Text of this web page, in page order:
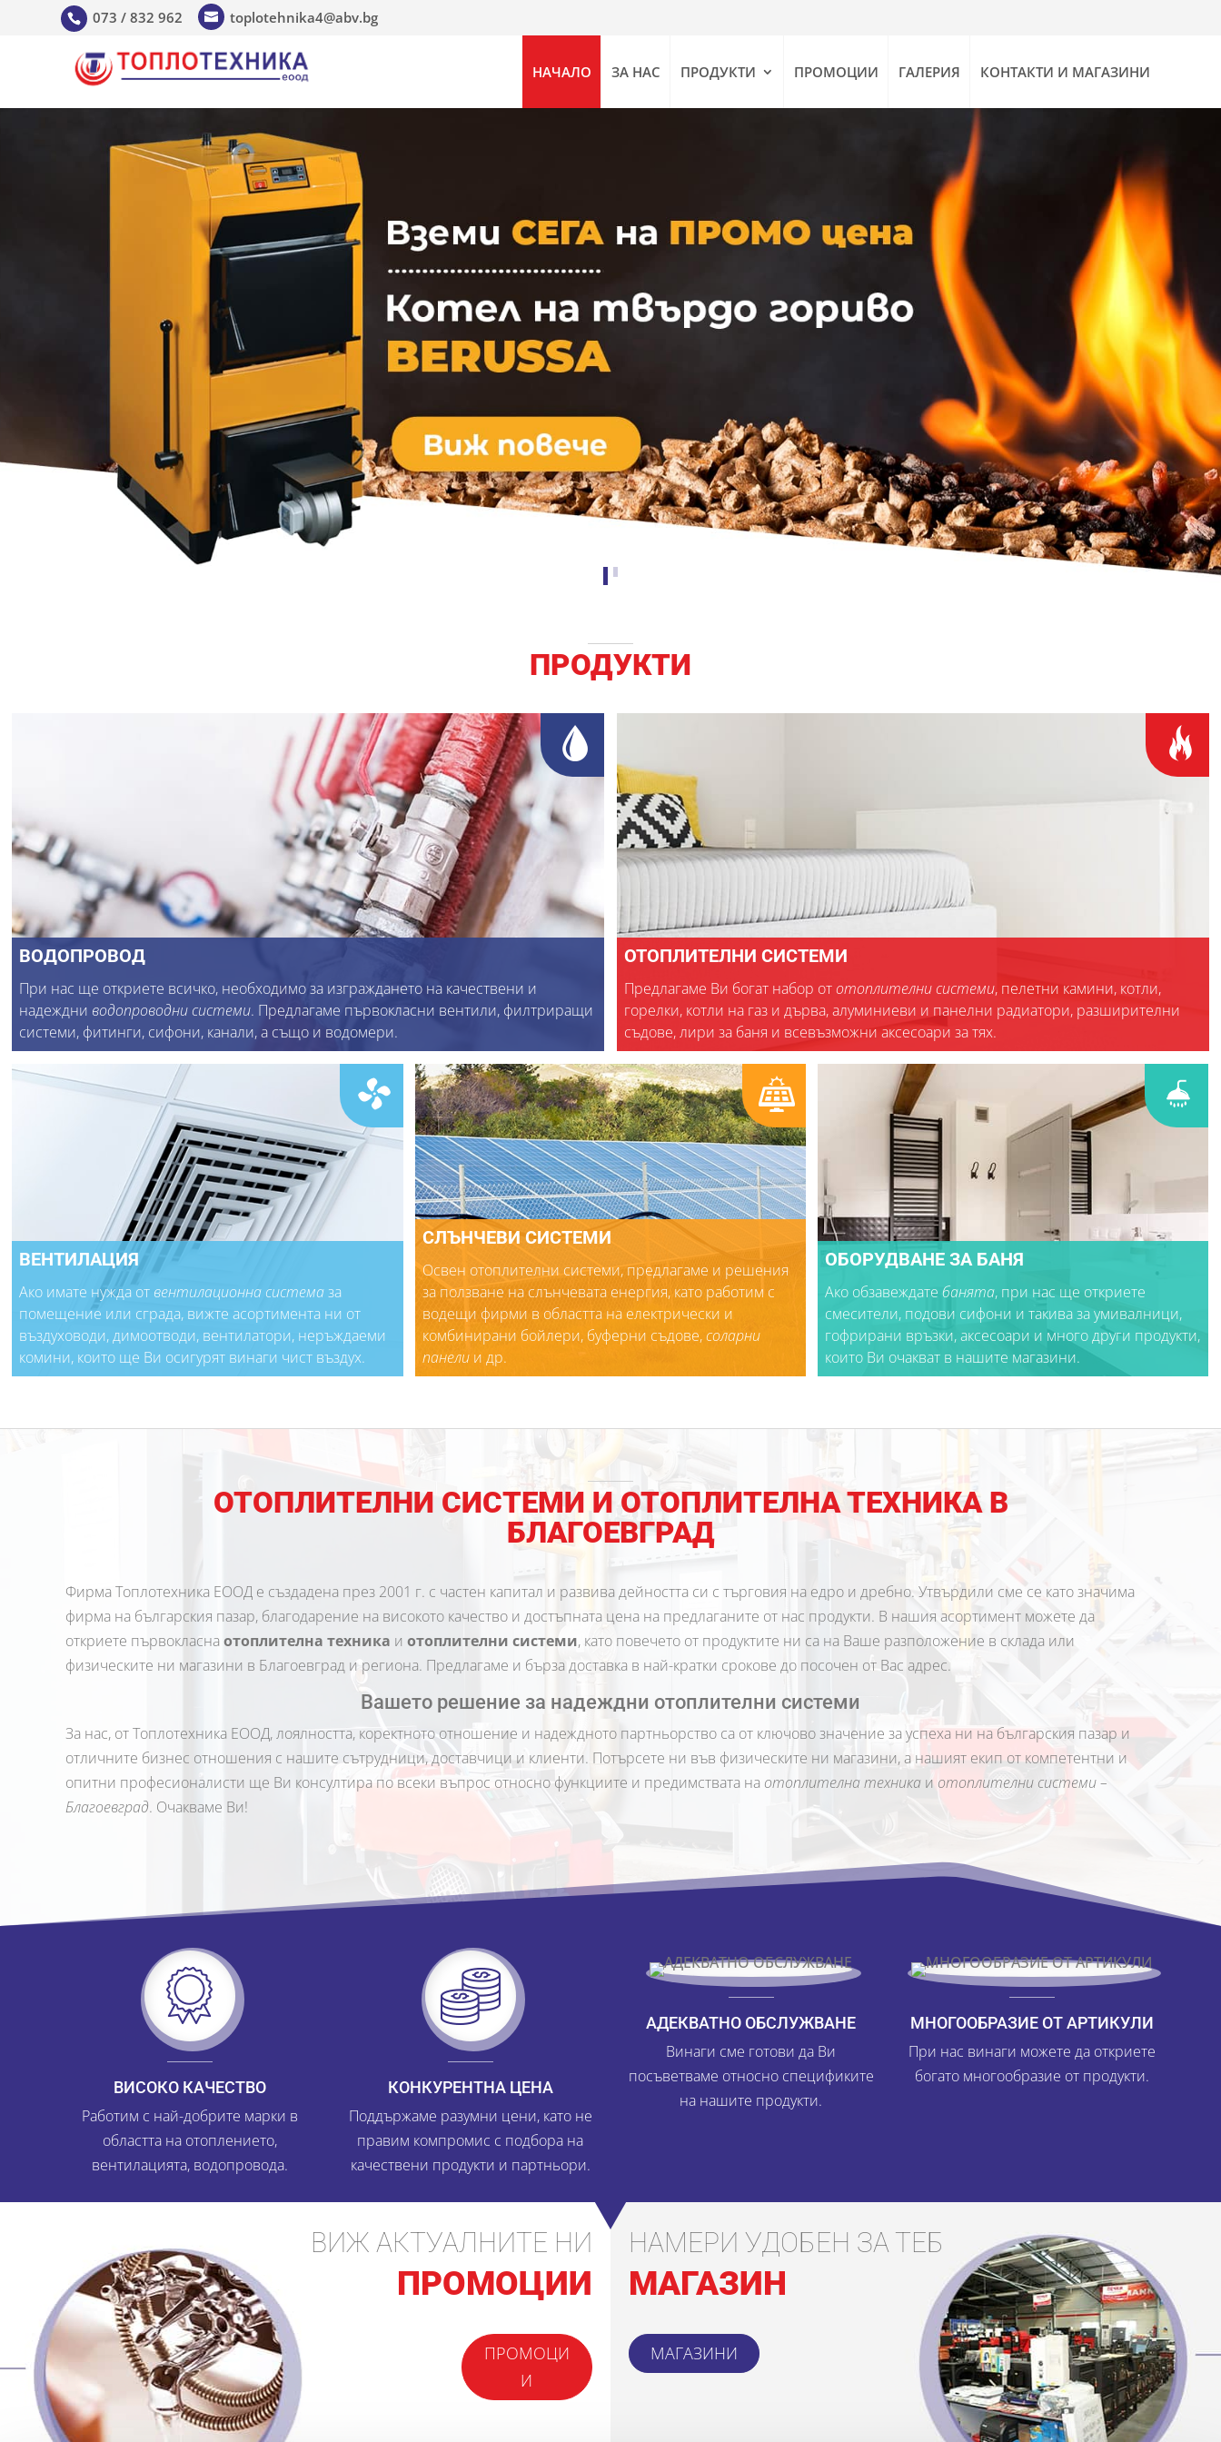
073 / 832 962 toplotehnika4@abv.bg
НАЧАЛО ЗА НАС ПРОДУКТИ ПРОМОЦИИ ГАЛЕРИЯ КОНТАКТИ И МАГАЗИНИ
ПРОДУКТИ
ВОДОПРОВОД
При нас ще откриете всичко, необходимо за изграждането на качествени и
надеждни водопроводни системи. Предлагаме първокласни вентили, филтриращи
системи, фитинги, сифони, канали, а също и водомери.
ОТОПЛИТЕЛНИ СИСТЕМИ
Предлагаме Ви богат набор ототоплителни системи, пелетни камини, котли,
горелки, котли на газ и дърва, алуминиеви и панелни радиатори, разширителни
съдове, лири за баня и всевъзможни аксесоари за тях.
ВЕНТИЛАЦИЯ
Ако имате нужда от вентилационна системаза
помещение или сграда, вижте асортимента ни от
въздуховоди, димоотводи, вентилатори, неръждаеми
комини, които ще Ви осигурят винаги чист въздух.
СЛЪНЧЕВИ СИСТЕМИ
Освен отоплителни системи, предлагаме и решения
за ползване на слънчевата енергия, като работим с
водещи фирми в областта на електрически и
комбинирани бойлери, буферни съдове,соларни
панелии др.
ОБОРУДВАНЕ ЗА БАНЯ
Ако обзавеждатебанята, при нас ще откриете
смесители, подови сифони и такива за умивалници,
гофрирани връзки, аксесоари и много други продукти,
които Ви очакват в нашите магазини.
ОТОПЛИТЕЛНИ СИСТЕМИ И ОТОПЛИТЕЛНА ТЕХНИКА В
БЛАГОЕВГРАД
Фирма Топлотехника ЕООД е създадена през 2001 г. с частен капитал и развива дейността си с търговия на едро и дребно. Утвърдили сме се като значима
фирма на българския пазар, благодарение на високото качество и достъпната цена на предлаганите от нас продукти. В нашия асортимент можете да
откриете първокласнаотоплителна техника и отоплителни системи, като повечето от продуктите ни са на Ваше разположение в склада или
физическите ни магазини в Благоевград и региона. Предлагаме и бърза доставка в най-кратки срокове до посочен от Вас адрес.
Вашето решение за надеждни отоплителни системи
За нас, от Топлотехника ЕООД, лоялността, коректното отношение и надеждното партньорство са от ключово значение за успеха ни на българския пазар и
отличните бизнес отношения с нашите сътрудници, доставчици и клиенти. Потърсете ни във физическите ни магазини, а нашият екип от компетентни и
опитни професионалисти ще Ви консултира по всеки въпрос относно функциите и предимствата на отоплителна техника и отоплителни системи –
Благоевград. Очакваме Ви!
ВИСОКО КАЧЕСТВО
Работим с най-добрите марки в
областта на отоплението,
вентилацията, водопровода.
КОНКУРЕНТНА ЦЕНА
Поддържаме разумни цени, като не
правим компромис с подбора на
качествени продукти и партньори.
АДЕКВАТНО ОБСЛУЖВАНЕ
Винаги сме готови да Ви
посъветваме относно спецификите
на нашите продукти.
МНОГООБРАЗИЕ ОТ АРТИКУЛИ
При нас винаги можете да откриете
богато многообразие от продукти.
ВИЖ АКТУАЛНИТЕ НИ
ПРОМОЦИИ
ПРОМОЦИ
И
НАМЕРИ УДОБЕН ЗА ТЕБ
МАГАЗИН
МАГАЗИНИ